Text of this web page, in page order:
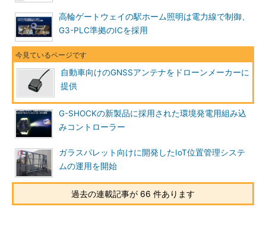
高輪ゲートウェイの駅ホーム照明は電力線で制御、
G3-PLC準拠のICを採用
自動車向けのGNSSアンテナをドローンメーカーに
提供
G-SHOCKの新製品に採用された環境発電用組み込
みコントローラー
ガラスパレット向けに開発したIoT位置管理システ
ムの運用を開始
過去の連載記事が 66 件あります